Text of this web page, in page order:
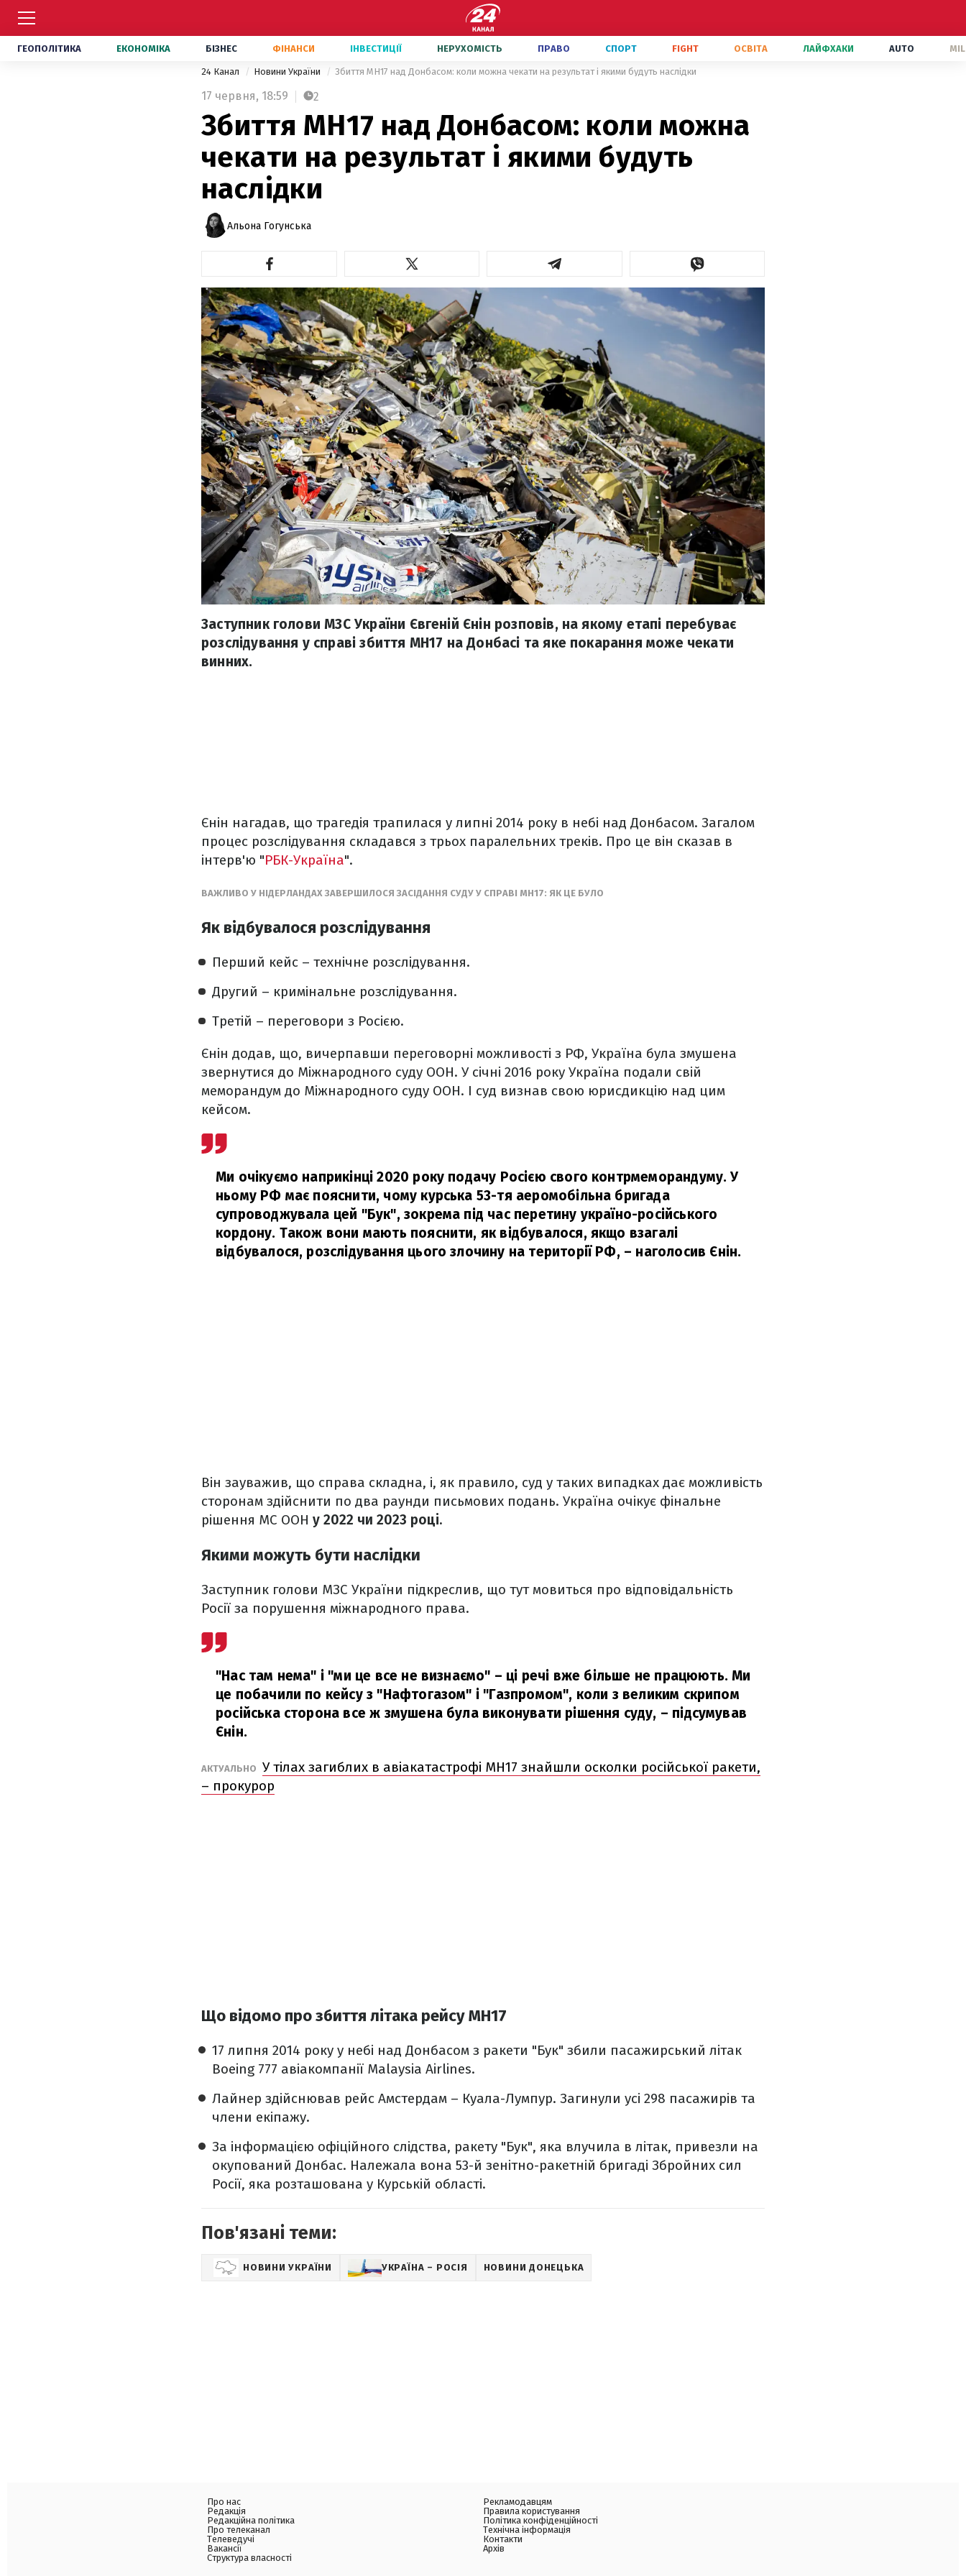
ГЕОПОЛІТИКА ЕКОНОМІКА БІЗНЕС ФІНАНСИ ІНВЕСТИЦІЇ НЕРУХОМІСТЬ ПРАВО СПОРТ FIGHT ОСВІТА ЛАЙФХАКИ AUTO
24 Канал Новини України Збиття МН17 над Донбасом: коли можна чекати на результат і якими будуть наслідки
17 червня, 18:59 2
Збиття МН17 над Донбасом: коли можна
чекати на результат і якими будуть
наслідки
Альона Гогунська
Заступник голови МЗС України Євгеній Єнін розповів, на якому етапі перебуває
розслідування у справі збиття МН17 на Донбасі та яке покарання може чекати
винних.
Єнін нагадав, що трагедія трапилася у липні 2014 року в небі над Донбасом. Загалом
процес розслідування складався з трьох паралельних треків. Про це він сказав в
інтерв'ю "РБК-Україна".
ВАЖЛИВО У НІДЕРЛАНДАХ ЗАВЕРШИЛОСЯ ЗАСІДАННЯ СУДУ У СПРАВІ МН17: ЯК ЦЕ БУЛО
Як відбувалося розслідування
Перший кейс – технічне розслідування.
Другий – кримінальне розслідування.
Третій – переговори з Росією.
Єнін додав, що, вичерпавши переговорні можливості з РФ, Україна була змушена
звернутися до Міжнародного суду ООН. У січні 2016 року Україна подали свій
меморандум до Міжнародного суду ООН. І суд визнав свою юрисдикцію над цим
кейсом.
Ми очікуємо наприкінці 2020 року подачу Росією свого контрмеморандуму. У
ньому РФ має пояснити, чому курська 53-тя аеромобільна бригада
супроводжувала цей "Бук", зокрема під час перетину україно-російського
кордону. Також вони мають пояснити, як відбувалося, якщо взагалі
відбувалося, розслідування цього злочину на території РФ, – наголосив Єнін.
Він зауважив, що справа складна, і, як правило, суд у таких випадках дає можливість
сторонам здійснити по два раунди письмових подань. Україна очікує фінальне
рішення МС ООН у 2022 чи 2023 році.
Якими можуть бути наслідки
Заступник голови МЗС України підкреслив, що тут мовиться про відповідальність
Росії за порушення міжнародного права.
"Нас там нема" і "ми це все не визнаємо" – ці речі вже більше не працюють. Ми
це побачили по кейсу з "Нафтогазом" і "Газпромом", коли з великим скрипом
російська сторона все ж змушена була виконувати рішення суду, – підсумував
Єнін.
АКТУАЛЬНО У тілах загиблих в авіакатастрофі МН17 знайшли осколки російської ракети,
– прокурор
Що відомо про збиття літака рейсу MH17
17 липня 2014 року у небі над Донбасом з ракети "Бук" збили пасажирський літак
Boeing 777 авіакомпанії Malaysia Airlines.
Лайнер здійснював рейс Амстердам – Куала-Лумпур. Загинули усі 298 пасажирів та
члени екіпажу.
За інформацією офіційного слідства, ракету "Бук", яка влучила в літак, привезли на
окупований Донбас. Належала вона 53-й зенітно-ракетній бригаді Збройних сил
Росії, яка розташована у Курській області.
Пов'язані теми:
НОВИНИ УКРАЇНИ УКРАЇНА – РОСІЯ НОВИНИ ДОНЕЦЬКА
Про нас
Редакція
Редакційна політика
Про телеканал
Телеведучі
Вакансії
Структура власності
Рекламодавцям
Правила користування
Політика конфіденційності
Технічна інформація
Контакти
Архів